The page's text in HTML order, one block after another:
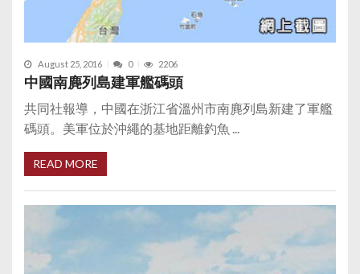
August 25, 2016 0 2206
中國南麂列島建軍艦碼頭
共同社報導，中國在浙江省溫州市南麂列島新建了軍艦
碼頭。美軍位於沖繩的基地距離釣魚 ...
READ MORE